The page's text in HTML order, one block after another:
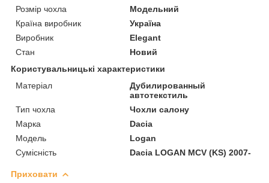
Розмір чохла
Модельний
Країна виробник
Україна
Виробник
Elegant
Стан
Новий
Користувальницькі характеристики
Матеріал
Дубилированный
автотекстиль
Тип чохла
Чохли салону
Марка
Dacia
Модель
Logan
Сумісність
Dacia LOGAN MCV (KS) 2007-
Приховати